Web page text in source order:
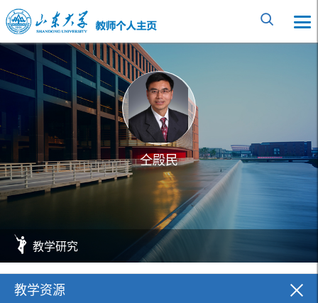
仝殿民
教学研究
教学资源